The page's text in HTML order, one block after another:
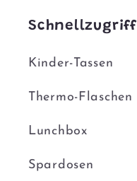
Schnellzugriff
Kinder-Tassen
Thermo-Flaschen
Lunchbox
Spardosen